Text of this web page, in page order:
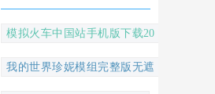
模拟火车中国站手机版下载20
我的世界珍妮模组完整版无遮